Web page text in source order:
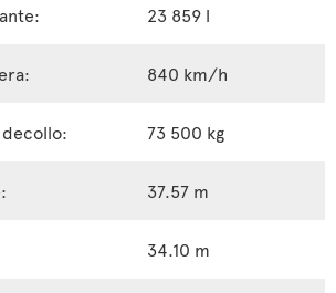
23 859 l
840 km/h
decollo: 73 500 kg
37.57 m
34.10 m